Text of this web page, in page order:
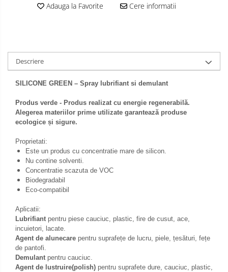
Adauga la Favorite Cere informatii
Descriere
SILICONE GREEN – Spray lubrifiant si demulant
Produs verde - Produs realizat cu energie regenerabilă.
Alegerea materiilor prime utilizate garantează produse
ecologice și sigure.
Proprietati:
Este un produs cu concentratie mare de silicon.
Nu contine solventi.
Concentratie scazuta de VOC
Biodegradabil
Eco-compatibil
Aplicatii:
Lubrifiant pentru piese cauciuc, plastic, fire de cusut, ace,
incuietori, lacate.
Agent de alunecare pentru suprafețe de lucru, piele, țesături, fețe
de pantofi.
Demulant pentru cauciuc.
Agent de lustruire(polish) pentru suprafete dure, cauciuc, plastic,